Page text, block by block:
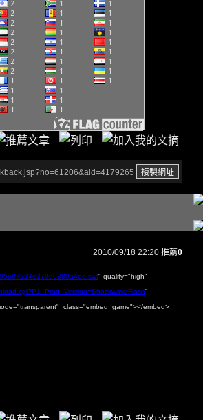
2010/09/18 22:20 推薦0
" quality="high"
"
class="embed_game"></embed>